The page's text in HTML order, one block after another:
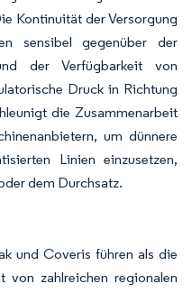
Kontinuität der Versorgung
sensibel gegenüber der
der Verfügbarkeit von
Druck in Richtung
die Zusammenarbeit
um dünnere
Linien einzusetzen,
dem Durchsatz.
und Coveris führen als die
von zahlreichen regionalen